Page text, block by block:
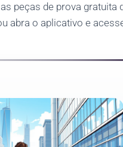
peças de prova gratuita
abra o aplicativo e